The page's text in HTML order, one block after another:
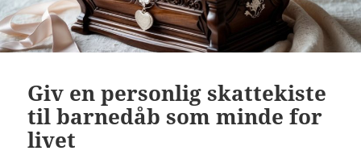
Giv en personlig skattekiste
til barnedåb som minde for
livet